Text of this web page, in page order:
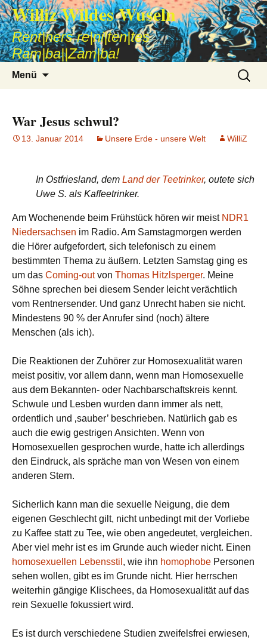
Williz Wildes Wuseln
Rent|ners re|ni|ten|tes
Ram|ba||Zam|ba!
Menü
Suche
nach:
War Jesus schwul?
13. Januar 2014 Unsere Erde - unsere Welt WilliZ
In Ostfriesland, dem Land der Teetrinker, outete sich
Uwe S. als Kaffeetrinker.
Am Wochenende beim Frühstück hören wir meist NDR1
Niedersachsen im Radio. Am Samstagmorgen werden
die Hörer aufgefordert, sich telefonisch zu einem
bestimmten Thema zu äußern. Letzten Samstag ging es
um das Coming-outvon Thomas Hitzlsperger. Meine
Söhne sprechen bei diesem Sender leicht verächtlich
vom Rentnersender. Und ganz Unrecht haben sie nicht.
Mindestens 90 % der Anrufer sind (noch) ältere
Menschen (als ich).
Die Reaktionen der Zuhörer zur Homosexualität waren
meist positiv, vor allem dann, wenn man Homosexuelle
aus dem Bekannten- oder Nachbarschaftskreis kennt.
Schwule und Lesben wurden dann immer als nett,
ordentlich und ‚sauber’ beschrieben. Natürlich gab es
auch die ewig gestrigen Ansichten. Wenn von
Homosexuellen gesprochen wurde, hatte ich allerdings
den Eindruck, als spräche man von Wesen von einem
anderen Stern.
Sicherlich kann man die sexuelle Neigung, die dem
eigenen Geschlecht gilt, nicht unbedingt mit der Vorliebe
zu Kaffee statt zu Tee, wie oben angedeutet, vergleichen.
Aber viel mehr ist es im Grunde auch wieder nicht. Einen
homosexuellen Lebensstil , wie ihn homophobe Personen
sehen wollen, gibt es im Grunde nicht. Hier herrschen
weiterhin gängige Klischees, da Homosexualität auf das
rein Sexuelle fokussiert wird.
Es ist durch verschiedene Studien zweifelsfrei erwiesen,